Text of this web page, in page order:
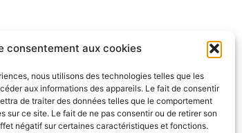
consentement aux cookies
nous utilisons des technologies telles que les
aux informations des appareils. Le fait de consentir
de traiter des données telles que le comportement
sur ce site. Le fait de ne pas consentir ou de retirer son
négatif sur certaines caractéristiques et fonctions.